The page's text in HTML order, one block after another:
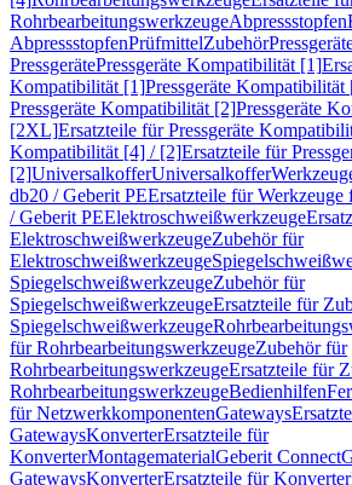
RohrbearbeitungswerkzeugeAbpressstopfen
AbpressstopfenPrüfmittelZubehör
PressgerätePressgeräte Kompatibilität [1]
Kompatibilität [1]Pressgeräte Kompatibilität
Pressgeräte Kompatibilität [2]Pressgeräte
[2XL]Ersatzteile für Pressgeräte
Kompatibilität [4] / [2]Ersatzteile für
[2]UniversalkofferUniversalkoffer
db20 / Geberit PEErsatzteile für
/ Geberit PEElektroschweißwerkzeuge
ElektroschweißwerkzeugeZubehör für
Elektroschweißwerkzeuge
SpiegelschweißwerkzeugeZubehör für
SpiegelschweißwerkzeugeErsatzteile für
Spiegelschweißwerkzeuge
für RohrbearbeitungswerkzeugeZubehör für
RohrbearbeitungswerkzeugeErsatzteile für
RohrbearbeitungswerkzeugeBedienhilfen
für NetzwerkkomponentenGateways
GatewaysKonverterErsatzteile für
KonverterMontagematerialGeberit Connect
GatewaysKonverterErsatzteile für Konverter